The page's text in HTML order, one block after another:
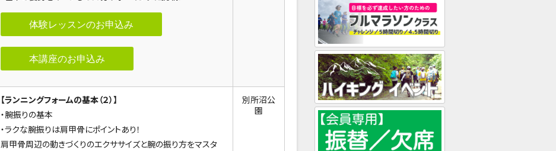
体験レッスンのお申込み
本講座のお申込み
【ランニングフォームの基本（２）】
・腕振りの基本
・ラクな腕振りは肩甲骨にポイントあり！
肩甲骨周辺の動きづくりのエクササイズと腕の振り方をマスタ
別所沼公
園